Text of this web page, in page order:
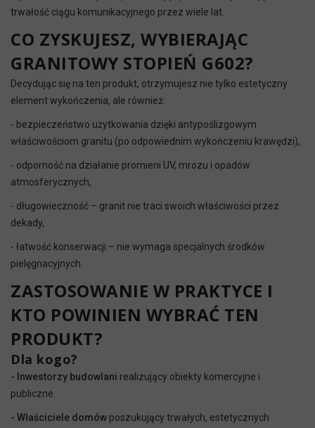
trwałość ciągu komunikacyjnego przez wiele lat.
CO ZYSKUJESZ, WYBIERAJĄC
GRANITOWY STOPIEŃ G602?
Decydując się na ten produkt, otrzymujesz nie tylko estetyczny
element wykończenia, ale również:
- bezpieczeństwo użytkowania dzięki antypoślizgowym
właściwościom granitu (po odpowiednim wykończeniu krawędzi),
- odporność na działanie promieni UV, mrozu i opadów
atmosferycznych,
- długowieczność – granit nie traci swoich właściwości przez
dekady,
- łatwość konserwacji – nie wymaga specjalnych środków
pielęgnacyjnych.
ZASTOSOWANIE W PRAKTYCE I
KTO POWINIEN WYBRAĆ TEN
PRODUKT?
Dla kogo?
- Inwestorzy budowlani realizujący obiekty komercyjne i
publiczne.
- Właściciele domów poszukujący trwałych, estetycznych